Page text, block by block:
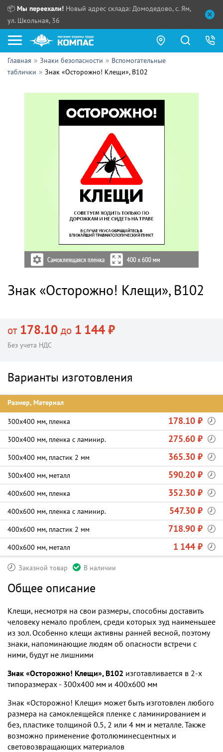
📦 Мы переехали! Новый адрес склада: Домодедово, с. Ям,
ул. Школьная, 36
Как купить?
Главная Знаки безопасности
Вспомогательные
таблички
Знак «Осторожно! Клещи», B102
Знак «Осторожно! Клещи», B102
от178.10 до 1 144 ₽
Без учета НДС
Варианты изготовления
Размер, Материал
300х400 мм, пленка 178.10 ₽
300х400 мм, пленка c ламинир. 275.60 ₽
300х400 мм, пластик 2 мм 365.30 ₽
300х400 мм, металл 590.20 ₽
400х600 мм, пленка 352.30 ₽
400х600 мм, пленка c ламинир. 547.30 ₽
400х600 мм, пластик 2 мм 718.90 ₽
400х600 мм, металл 1 144 ₽
Заказной товар В наличии
Общее описание
Клещи, несмотря на свои размеры, способны доставить
человеку немало проблем, среди которых зуд наименьшее
из зол. Особенно клещи активны ранней весной, поэтому
знаки, напоминающие людям об опасности встречи с
ними, будут не лишними
Знак «Осторожно! Клещи», B102 изготавливается в 2-х
типоразмерах - 300х400 мм и 400х600 мм
Знак «Осторожно! Клещи» может быть изготовлен любого
размера на самоклеящейся пленке с ламинированием и
без, пластике толщиной 0.5, 2 или 4 мм и металле. Также
возможно применение фотолюминесцентных и
световозвращающих материалов